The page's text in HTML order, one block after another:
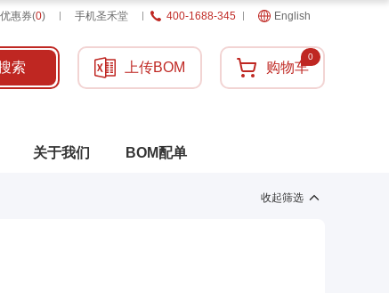
惠券(0) 手机圣禾堂 400-1688-345 English
索 上传BOM 购物车
0
关于我们 BOM配单
收起筛选